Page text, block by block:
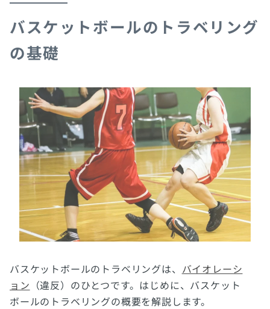
バスケットボールのトラベリング
の基礎
バスケットボールのトラベリングは、 バイオレーシ
ョン （違反）のひとつです。はじめに、バスケット
ボールのトラベリングの概要を解説します。